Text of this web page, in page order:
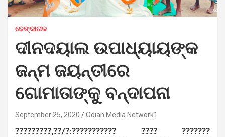
ଢେଙ୍କାନାଳ
ଦୀନଦୟାଲ ଉପାଧ୍ୟାୟଙ୍କ
ଜନ୍ମ ଜୟନ୍ତୀରେ
ଗୋମାତାଙ୍କୁ ବନ୍ଦାପନା
September 25, 2020 Odian Media Network1
?????????,??/?:??????????? ???? ???????